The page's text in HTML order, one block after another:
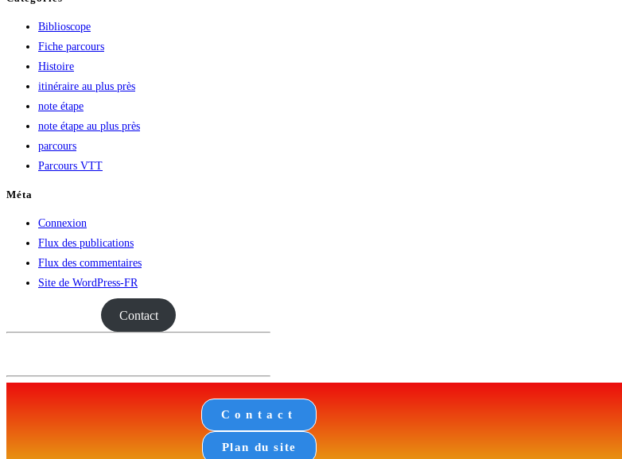
Biblioscope
Fiche parcours
Histoire
itinéraire au plus près
note étape
note étape au plus près
parcours
Parcours VTT
Méta
Connexion
Flux des publications
Flux des commentaires
Site de WordPress-FR
Contact
Contact
Plan du site